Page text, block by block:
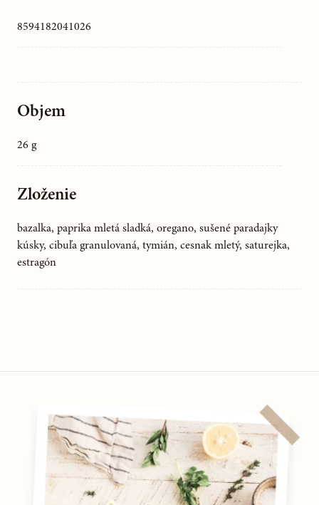
8594182041026
Objem
26 g
Zloženie
bazalka, paprika mletá sladká, oregano, sušené paradajky
kúsky, cibuľa granulovaná, tymián, cesnak mletý, saturejka,
estragón